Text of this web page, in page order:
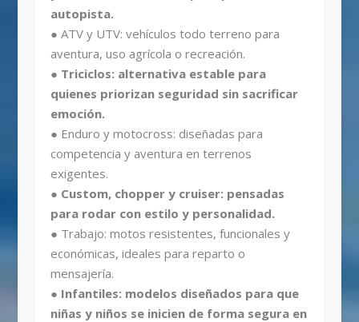
autopista.
● ATV y UTV: vehículos todo terreno para
aventura, uso agrícola o recreación.
● Triciclos: alternativa estable para
quienes priorizan seguridad sin sacrificar
emoción.
● Enduro y motocross: diseñadas para
competencia y aventura en terrenos
exigentes.
● Custom, chopper y cruiser: pensadas
para rodar con estilo y personalidad.
● Trabajo: motos resistentes, funcionales y
económicas, ideales para reparto o
mensajería.
● Infantiles: modelos diseñados para que
niñas y niños se inicien de forma segura en